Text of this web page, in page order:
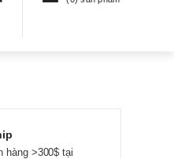
hàng >300$ tại